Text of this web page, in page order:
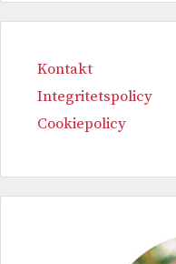
Kontakt
Integritetspolicy
Cookiepolicy